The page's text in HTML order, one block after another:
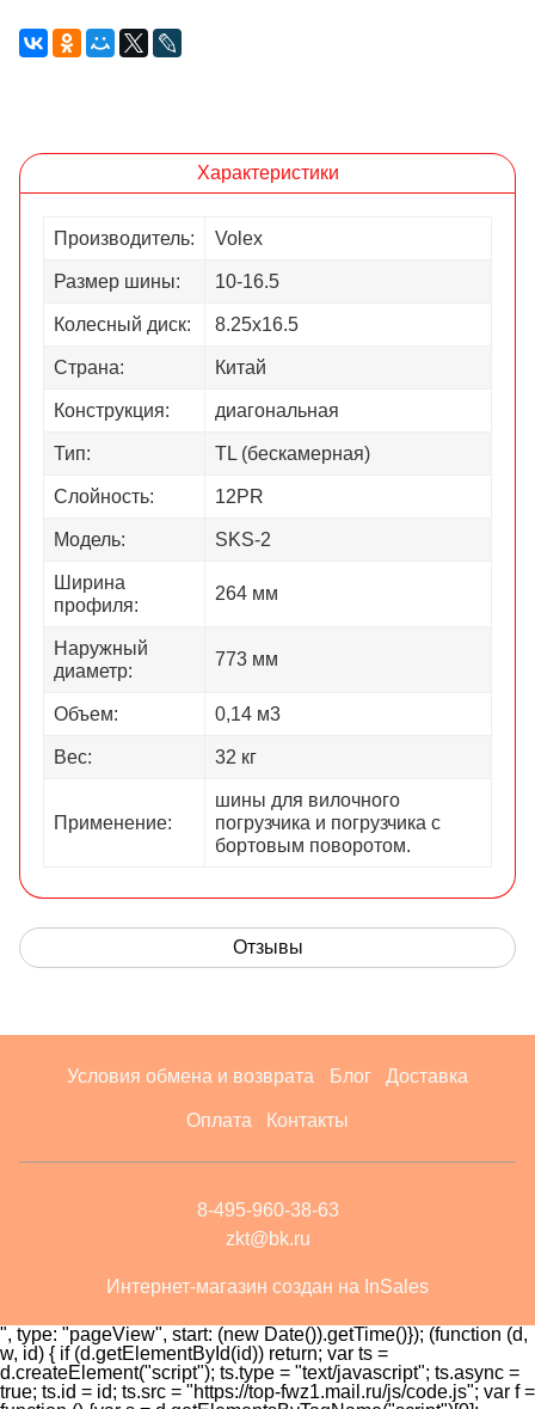
Характеристики
Производитель: Volex
Размер шины: 10-16.5
Колесный диск: 8.25х16.5
Страна: Китай
Конструкция: диагональная
Тип: TL (бескамерная)
Слойность: 12PR
Модель: SKS-2
Ширина
профиля:
264 мм
Наружный
диаметр:
773 мм
Объем: 0,14 м3
Вес: 32 кг
Применение:
шины для вилочного
погрузчика и погрузчика с
бортовым поворотом.
Отзывы
Условия обмена и возврата Блог Доставка
Оплата Контакты
8-495-960-38-63
zkt@bk.ru
Интернет-магазин создан на InSales
", type: "pageView", start: (new Date()).getTime()}); (function (d,
w, id) { if (d.getElementById(id)) return; var ts =
d.createElement("script"); ts.type = "text/javascript"; ts.async =
true; ts.id = id; ts.src = "https://top-fwz1.mail.ru/js/code.js"; var f =